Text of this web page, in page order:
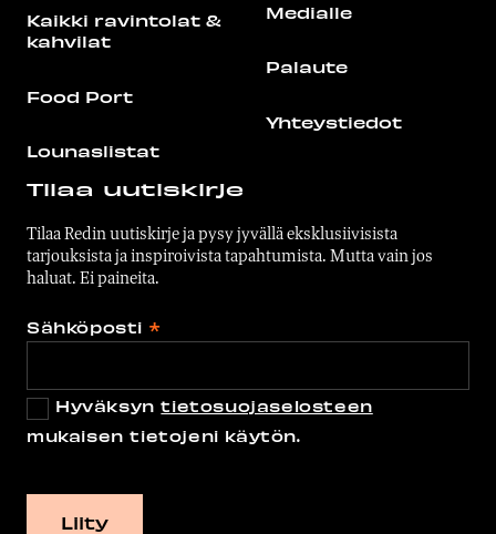
Kaikki ravintolat &
kahvilat
Food Port
Lounaslistat
Medialle
Palaute
Yhteystiedot
Tilaa uutiskirje
Tilaa Redin uutiskirje ja pysy jyvällä eksklusiivisista
tarjouksista ja inspiroivista tapahtumista. Mutta vain jos
haluat. Ei paineita.
Sähköposti *
Hyväksyntietosuojaselosteen
mukaisen tietojeni käytön.